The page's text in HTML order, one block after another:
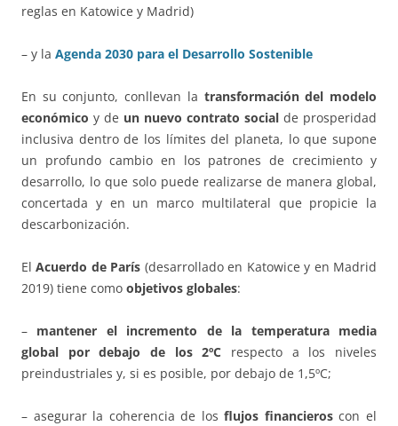
reglas en Katowice y Madrid)
– y la Agenda 2030 para el Desarrollo Sostenible
En su conjunto, conllevan la transformación del modelo
económico y de un nuevo contrato social de prosperidad
inclusiva dentro de los límites del planeta, lo que supone
un profundo cambio en los patrones de crecimiento y
desarrollo, lo que solo puede realizarse de manera global,
concertada y en un marco multilateral que propicie la
descarbonización.
ElAcuerdo de París (desarrollado en Katowice y en Madrid
2019) tiene como objetivos globales:
– mantener el incremento de la temperatura media
global por debajo de los 2ºC respecto a los niveles
preindustriales y, si es posible, por debajo de 1,5ºC;
– asegurar la coherencia de losflujos financieroscon el